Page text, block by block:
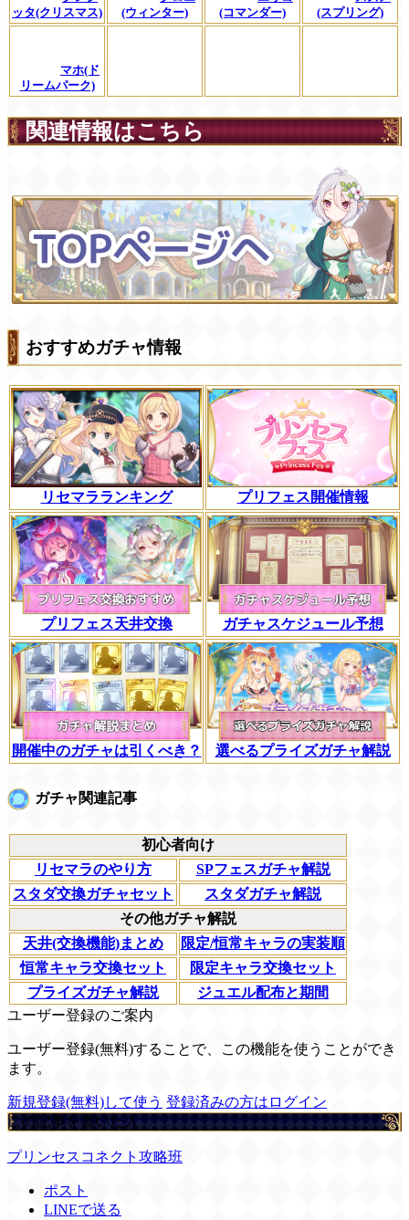
ッタ(クリスマス)
(ウィンター)
(コマンダー)
(スプリング)
マホ(ド
リームパーク)
関連情報はこちら
おすすめガチャ情報
リセマラランキング プリフェス開催情報
プリフェス天井交換 ガチャスケジュール予想
開催中のガチャは引くべき？ 選べるプライズガチャ解説
ガチャ関連記事
初心者向け
リセマラのやり方
SPフェスガチャ解説
スタダ交換ガチャセット
スタダガチャ解説
その他ガチャ解説
天井(交換機能)まとめ
限定/恒常キャラの実装順
恒常キャラ交換セット
限定キャラ交換セット
プライズガチャ解説
ジュエル配布と期間
ユーザー登録のご案内
ユーザー登録(無料)することで、この機能を使うことができ
ます。
新規登録(無料)して使う 登録済みの方はログイン
この記事を書いた人
プリンセスコネクト攻略班
ポスト
LINEで送る